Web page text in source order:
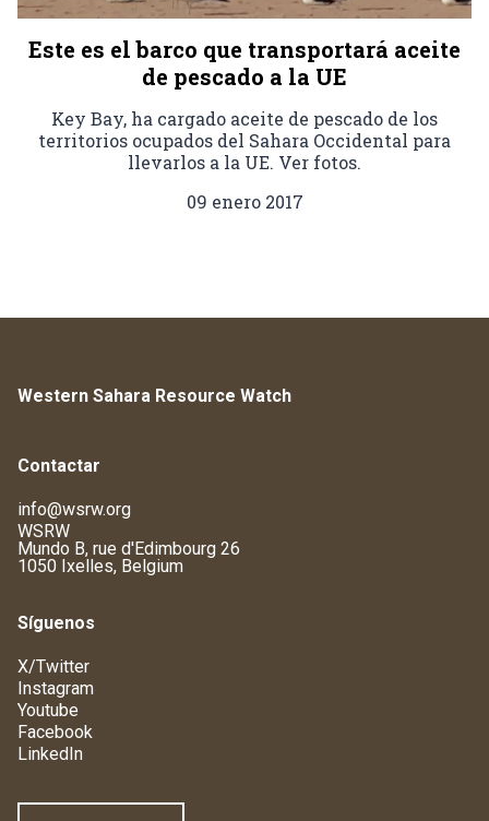
Este es el barco que transportará aceite
de pescado a la UE
Key Bay, ha cargado aceite de pescado de los
territorios ocupados del Sahara Occidental para
llevarlos a la UE. Ver fotos.
09 enero 2017
Western Sahara Resource Watch
Contactar
info@wsrw.org
WSRW
Mundo B, rue d'Edimbourg 26
1050 Ixelles, Belgium
Síguenos
X/Twitter
Instagram
Youtube
Facebook
LinkedIn